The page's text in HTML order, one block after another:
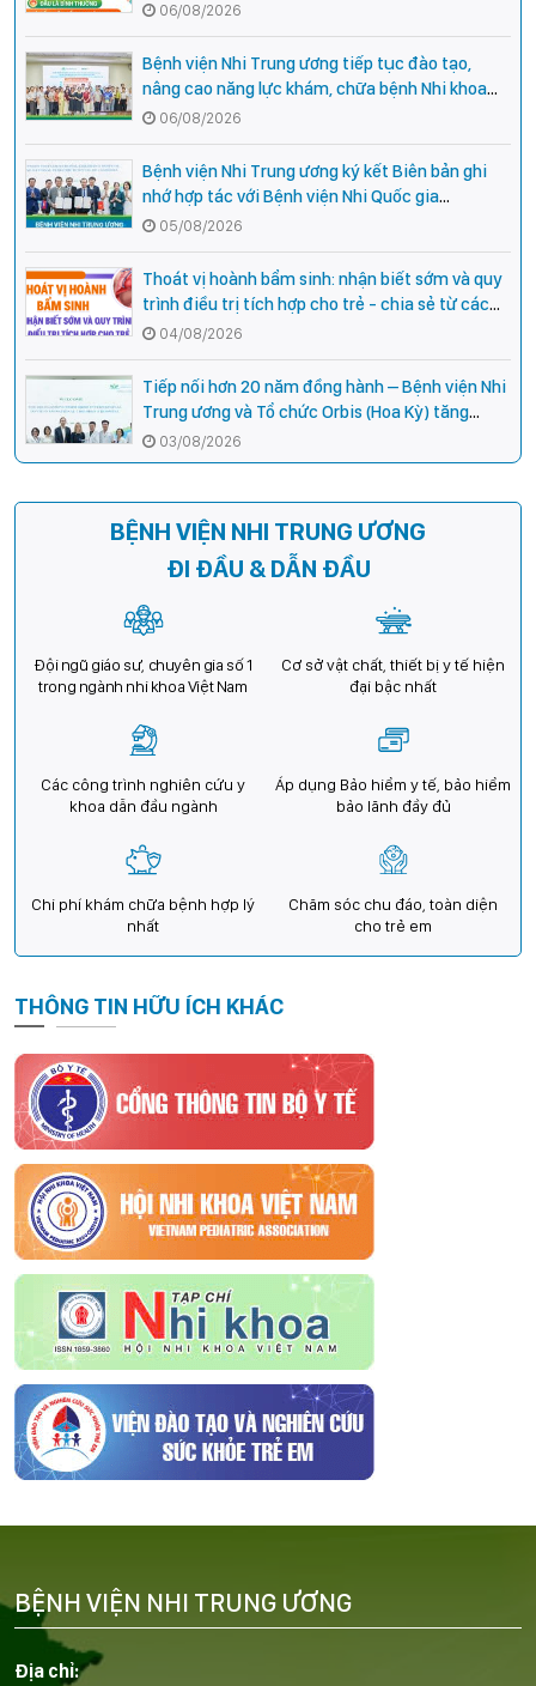
hiệu cần đi khám ngay?
06/08/2026
Bệnh viện Nhi Trung ương tiếp tục đào tạo,
nâng cao năng lực khám, chữa bệnh Nhi khoa
cho cán bộ y tế tại các tỉnh miền núi phía Bắc
06/08/2026
Bệnh viện Nhi Trung ương ký kết Biên bản ghi
nhớ hợp tác với Bệnh viện Nhi Quốc gia
Campuchia
05/08/2026
Thoát vị hoành bẩm sinh: nhận biết sớm và quy
trình điều trị tích hợp cho trẻ - chia sẻ từ các
chuyên gia hàng đầu của Bệnh Viện Nhi Trung
04/08/2026
Tiếp nối hơn 20 năm đồng hành – Bệnh viện Nhi
Trung ương và Tổ chức Orbis (Hoa Kỳ) tăng
cường hợp tác, mở rộng cơ hội bảo vệ thị lực
cho trẻ em Việt Nam
03/08/2026
BỆNH VIỆN NHI TRUNG ƯƠNG
ĐI ĐẦU & DẪN ĐẦU
Đội ngũ giáo sư, chuyên gia số 1
trong ngành nhi khoa Việt Nam
Cơ sở vật chất, thiết bị y tế hiện
đại bậc nhất
Các công trình nghiên cứu y
khoa dẫn đầu ngành
Áp dụng Bảo hiểm y tế, bảo hiểm
bảo lãnh đầy đủ
Chi phí khám chữa bệnh hợp lý
nhất
Chăm sóc chu đáo, toàn diện
cho trẻ em
THÔNG TIN HỮU ÍCH KHÁC
Địa chỉ:
BỆNH VIỆN NHI TRUNG ƯƠNG